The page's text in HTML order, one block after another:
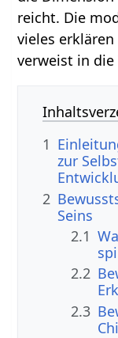
reicht. Die
vieles erklären
verweist in die
1
zur
2
Seins
2.1
2.2
2.3